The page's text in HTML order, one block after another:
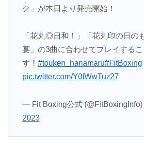
ク」が本日より発売開始！
「花丸◎日和！」「花丸印の日の
宴」の3曲に合わせてプレイするこ
す！ #touken_hanamaru#FitBoxing
pic.twitter.com/Y0fWwTuz27
— Fit Boxing公式 (@FitBoxingInfo)
2023